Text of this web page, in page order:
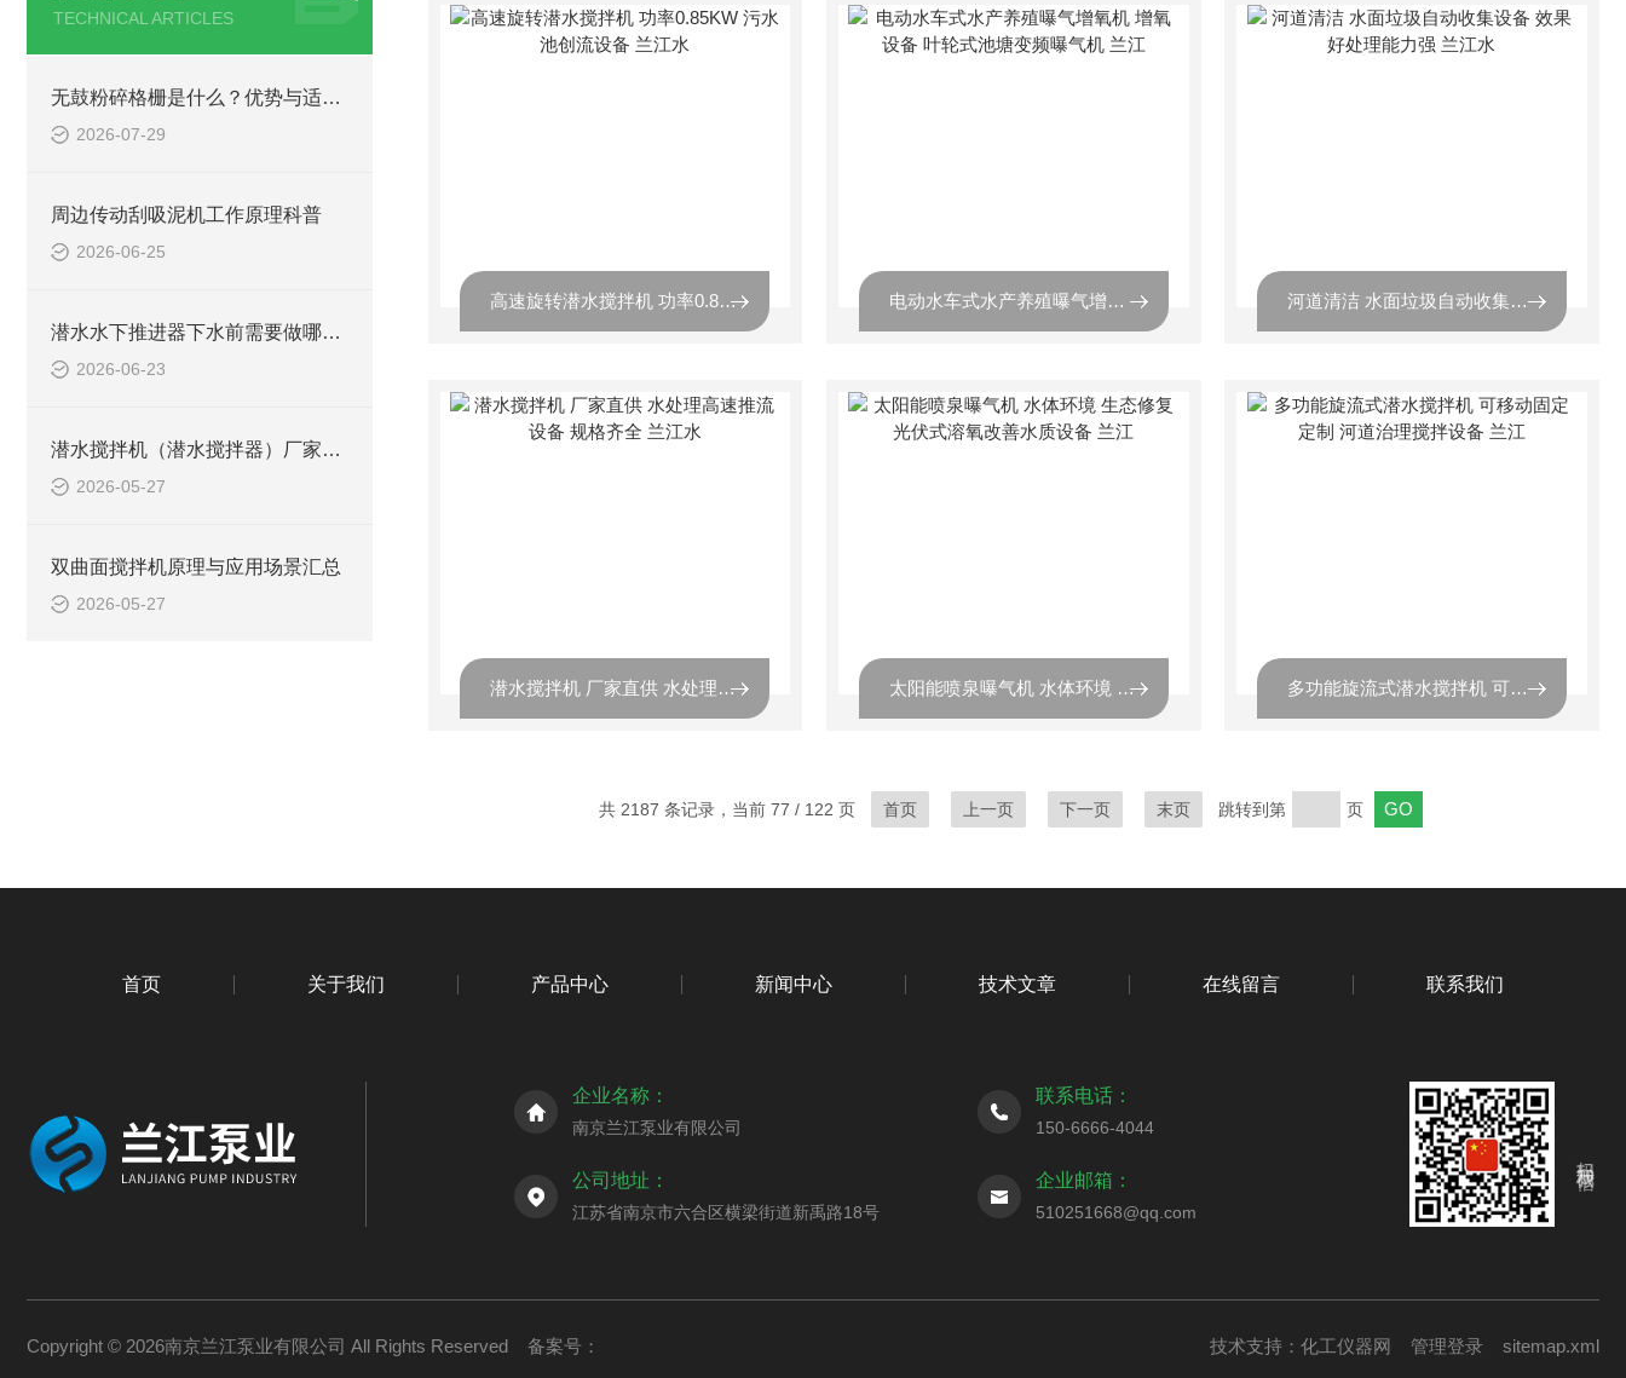
TECHNICAL ARTICLES
无鼓粉碎格栅是什么？优势与适用工况梳理
2026-07-29
周边传动刮吸泥机工作原理科普
2026-06-25
潜水水下推进器下水前需要做哪些检查？
2026-06-23
潜水搅拌机（潜水搅拌器）厂家选型指南
2026-05-27
双曲面搅拌机原理与应用场景汇总
2026-05-27
高速旋转潜水搅拌机 功率0.85KW 污水池创流设备 兰江水 电动水车式水产养殖曝气增氧机 增氧设备 叶轮式池塘变频曝气机 兰江 河道清洁 水面垃圾自动收集设备 效果好处理能力强 兰江水
潜水搅拌机 厂家直供 水处理高速推流设备 规格齐全 兰江水 太阳能喷泉曝气机 水体环境 生态修复 光伏式溶氧改善水质设备 兰江 多功能旋流式潜水搅拌机 可移动固定 定制 河道治理搅拌设备 兰江
共 2187 条记录，当前 77 / 122 页 首页 上一页 下一页 末页 跳转到第 页
首页 关于我们 产品中心 新闻中心 技术文章 在线留言 联系我们
企业名称：
南京兰江泵业有限公司
联系电话：
150-6666-4044
公司地址：
江苏省南京市六合区横梁街道新禹路18号
企业邮箱：
510251668@qq.com
Copyright © 2026南京兰江泵业有限公司 All Rights Reserved 备案号： 技术支持： 化工仪器网 管理登录 sitemap.xml